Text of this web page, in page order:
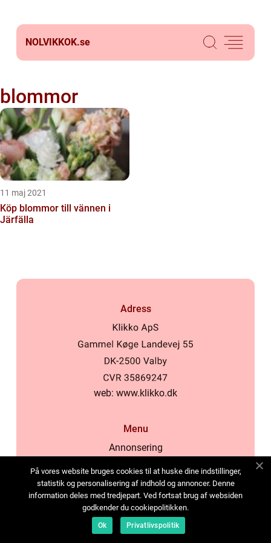
NOLVIKKOK.se
blommor
11 maj 2021
Köp blommor till vännen i
Järfälla
Adress
web: www.klikko.dk
Menu
Annonsering
Cookies
Kontakta oss
Sitemap
På vores website bruges cookies til at huske dine indstillinger,
statistik og personalisering af indhold og annoncer. Denne
information deles med tredjepart. Ved fortsat brug af websiden
godkender du cookiepolitikken.
Ok Privatlivspolitik